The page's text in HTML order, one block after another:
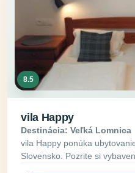
8.5
vila Happy
Destinácia: Veľká Lomnica
vila Happy ponúka
Slovensko. Pozrite si